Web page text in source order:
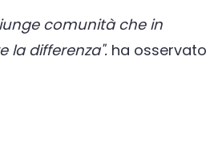
comunità che in
la differenza". ha osservato